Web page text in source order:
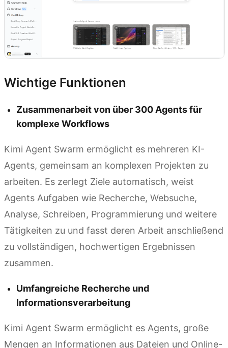
Wichtige Funktionen
Zusammenarbeit von über 300 Agents für
komplexe Workflows
Kimi Agent Swarm ermöglicht es mehreren KI-
Agents, gemeinsam an komplexen Projekten zu
arbeiten. Es zerlegt Ziele automatisch, weist
Agents Aufgaben wie Recherche, Websuche,
Analyse, Schreiben, Programmierung und weitere
Tätigkeiten zu und fasst deren Arbeit anschließend
zu vollständigen, hochwertigen Ergebnissen
zusammen.
Umfangreiche Recherche und
Informationsverarbeitung
Kimi Agent Swarm ermöglicht es Agents, große
Mengen an Informationen aus Dateien und Online-